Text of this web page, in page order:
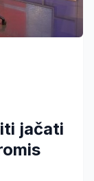
jačati